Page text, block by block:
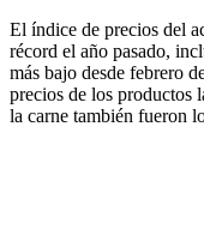
El índice de precios del
récord el año pasado,
más bajo desde febrero
precios de los productos
la carne también fueron